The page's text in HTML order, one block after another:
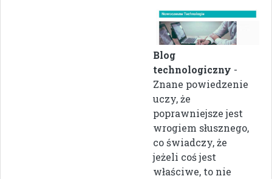
Blog
technologiczny -
Znane powiedzenie
uczy, że
poprawniejsze jest
wrogiem słusznego,
co świadczy, że
jeżeli coś jest
właściwe, to nie